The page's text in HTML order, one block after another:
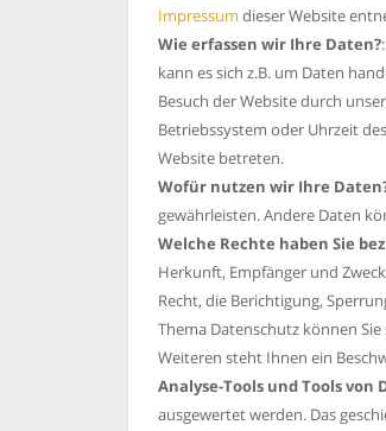
Impressum dieser Website
Wie erfassen wir Ihre Daten?
kann es sich z.B. um Daten
Besuch der Website durch
Betriebssystem oder Uhrzeit
Website betreten.
Wofür nutzen wir Ihre
gewährleisten. Andere Daten
Welche Rechte haben Sie
Herkunft, Empfänger und
Recht, die Berichtigung,
Thema Datenschutz können
Weiteren steht Ihnen ein
Analyse-Tools und Tools
ausgewertet werden. Das